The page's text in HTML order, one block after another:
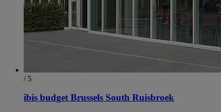
/ 5
ibis budget Brussels South Ruisbroek